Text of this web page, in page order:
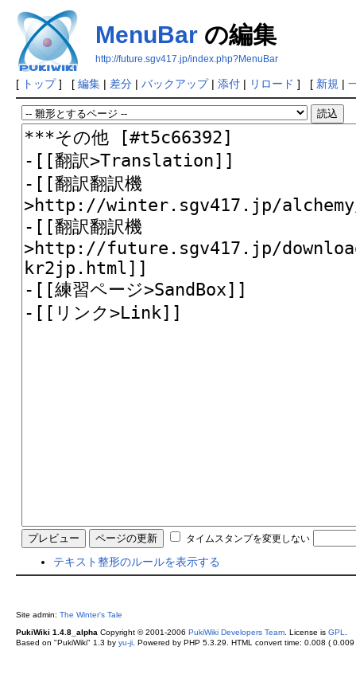
MenuBarの編集
http://future.sgv417.jp/index.php?MenuBar
[ トップ] [ 編集| 差分| バックアップ| 添付| リロード ] [ 新規 |
タイムスタンプを変更しない
テキスト整形のルールを表示する
Site admin: The Winter's Tale
PukiWiki 1.4.8_alpha Copyright © 2001-2006 PukiWiki Developers Team. License is GPL
Based on "PukiWiki" 1.3 by yu-ji. Powered by PHP 5.3.29. HTML convert time: 0.008 ( 0.009